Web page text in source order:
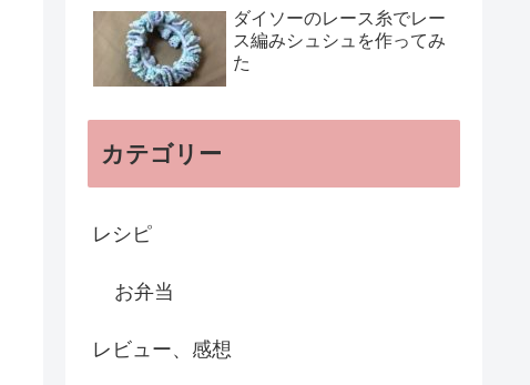
ダイソーのレース糸でレー
ス編みシュシュを作ってみ
た
カテゴリー
レシピ
お弁当
レビュー、感想